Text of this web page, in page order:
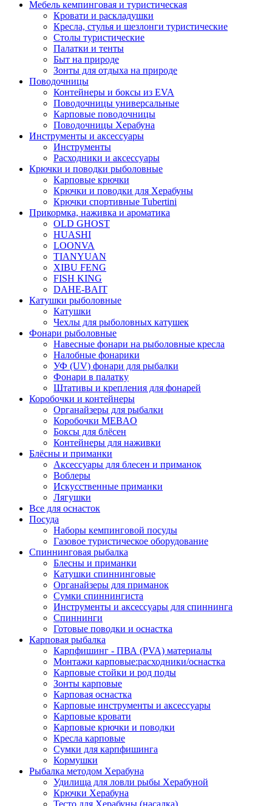
Мебель кемпинговая и туристическая
Кровати и раскладушки
Кресла, стулья и шезлонги туристические
Столы туристические
Палатки и тенты
Быт на природе
Зонты для отдыха на природе
Поводочницы
Контейнеры и боксы из EVA
Поводочницы универсальные
Карповые поводочницы
Поводочницы Херабуна
Инструменты и аксессуары
Инструменты
Расходники и аксессуары
Крючки и поводки рыболовные
Карповые крючки
Крючки и поводки для Херабуны
Крючки спортивные Tubertini
Прикормка, наживка и ароматика
OLD GHOST
HUASHI
LOONVA
TIANYUAN
XIBU FENG
FISH KING
DAHE-BAIT
Катушки рыболовные
Катушки
Чехлы для рыболовных катушек
Фонари рыболовные
Навесные фонари на рыболовные кресла
Налобные фонарики
УФ (UV) фонари для рыбалки
Фонари в палатку
Штативы и крепления для фонарей
Коробочки и контейнеры
Органайзеры для рыбалки
Коробочки MEBAO
Боксы для блёсен
Контейнеры для наживки
Блёсны и приманки
Аксессуары для блесен и приманок
Воблеры
Искусственные приманки
Лягушки
Все для оснасток
Посуда
Наборы кемпинговой посуды
Газовое туристическое оборудование
Спиннинговая рыбалка
Блесны и приманки
Катушки спиннинговые
Органайзеры для приманок
Сумки спиннингиста
Инструменты и аксессуары для спиннинга
Спиннинги
Готовые поводки и оснастка
Карповая рыбалка
Карпфишинг - ПВА (PVA) материалы
Монтажи карповые:расходники/оснастка
Карповые стойки и род поды
Зонты карповые
Карповая оснастка
Карповые инструменты и аксессуары
Карповые кровати
Карповые крючки и поводки
Кресла карповые
Сумки для карпфишинга
Кормушки
Рыбалка методом Херабуна
Удилища для ловли рыбы Херабуной
Крючки Херабуна
Тесто для Херабуны (насадка)